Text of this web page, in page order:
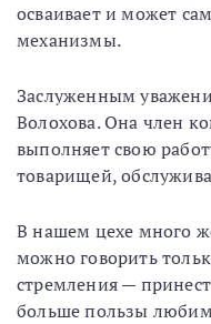
осваивает и может
механизмы.
Заслуженным
Волохова. Она член
выполняет свою
товарищей,
В нашем цехе много
можно говорить
стремления —
больше пользы